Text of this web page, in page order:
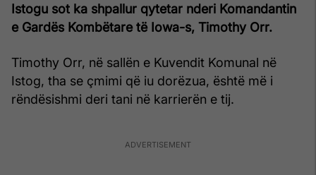
Istogu sot ka shpallur qytetar nderi Komandantin
e Gardës Kombëtare të Iowa-s, Timothy Orr.
Timothy Orr, në sallën e Kuvendit Komunal në
Istog, tha se çmimi që iu dorëzua, është më i
rëndësishmi deri tani në karrierën e tij.